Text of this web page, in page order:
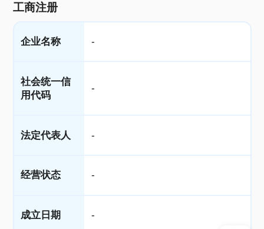
工商注册
企业名称 -
社会统一信
用代码
-
法定代表人 -
经营状态 -
成立日期 -